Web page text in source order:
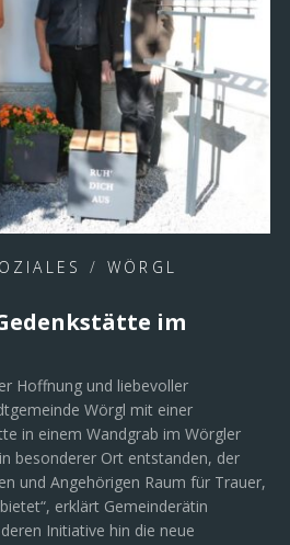
/ WÖRGL
im
Hoffnung und liebevoller
Wörgl mit einer
in einem Wandgrab im Wörgler
besonderer Ort entstanden, der
und Angehörigen Raum für Trauer,
erklärt Gemeinderätin
Initiative hin die neue